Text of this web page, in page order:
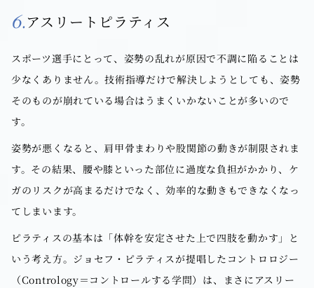
6.アスリートピラティス
スポーツ選手にとって、姿勢の乱れが原因で不調に陥ることは
少なくありません。技術指導だけで解決しようとしても、姿勢
そのものが崩れている場合はうまくいかないことが多いので
す。
姿勢が悪くなると、肩甲骨まわりや股関節の動きが制限されま
す。その結果、腰や膝といった部位に過度な負担がかかり、ケ
ガのリスクが高まるだけでなく、効率的な動きもできなくなっ
てしまいます。
ピラティスの基本は「体幹を安定させた上で四肢を動かす」と
いう考え方。ジョセフ・ピラティスが提唱したコントロロジー
（Contrology＝コントロールする学問）は、まさにアスリー